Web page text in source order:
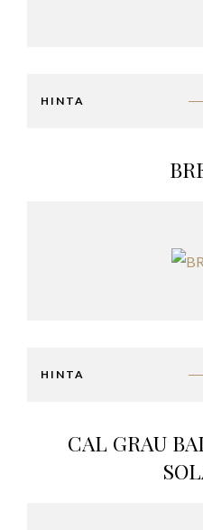
HINTA
HINTA
CAL GRAU